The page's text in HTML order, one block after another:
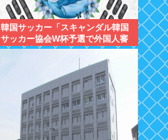
韓国サッカー「スキャンダル韓国
サッカー協会W杯予選で外国人審
判に性接待したことが発覚！」